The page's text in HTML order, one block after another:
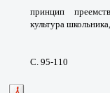
принцип
культура
С. 95-110